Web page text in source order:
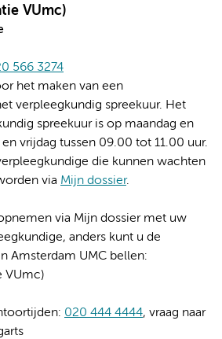
VUmc)
566 3274
het maken van een
verpleegkundig spreekuur. Het
spreekuur is op maandag en
vrijdag tussen 09.00 tot 11.00 uur.
die kunnen wachten
via Mijn dossier.
via Mijn dossier met uw
anders kunt u de
Amsterdam UMC bellen:
VUmc)
020 444 4444, vraag naar